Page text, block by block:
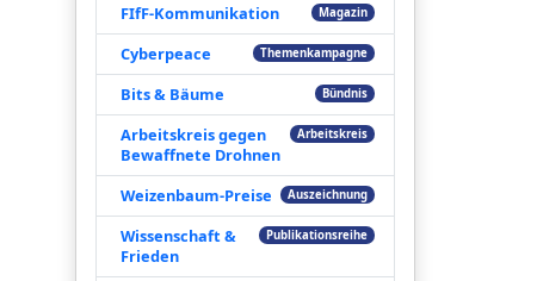
FIfF-Kommunikation Magazin
Cyberpeace Themenkampagne
Bits & Bäume Bündnis
Arbeitskreis gegen
Bewaffnete Drohnen
Arbeitskreis
Weizenbaum-Preise Auszeichnung
Wissenschaft &
Frieden
Publikationsreihe